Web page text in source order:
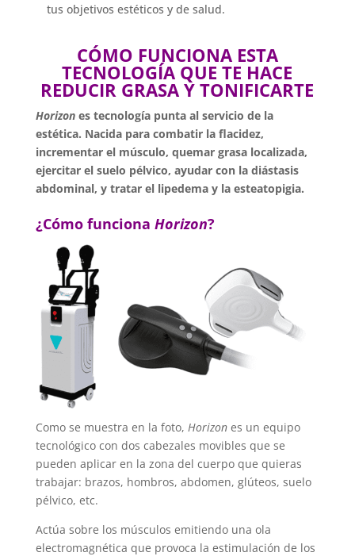
tus objetivos estéticos y de salud.
CÓMO FUNCIONA ESTA
TECNOLOGÍA QUE TE HACE
REDUCIR GRASA Y TONIFICARTE
Horizones tecnología punta al servicio de la
estética. Nacida para combatir la flacidez,
incrementar el músculo, quemar grasa localizada,
ejercitar el suelo pélvico, ayudar con la diástasis
abdominal, y tratar el lipedema y la esteatopigia.
¿Cómo funciona Horizon?
Como se muestra en la foto, Horizones un equipo
tecnológico con dos cabezales movibles que se
pueden aplicar en la zona del cuerpo que quieras
trabajar: brazos, hombros, abdomen, glúteos, suelo
pélvico, etc.
Actúa sobre los músculos emitiendo una ola
electromagnética que provoca la estimulación de los